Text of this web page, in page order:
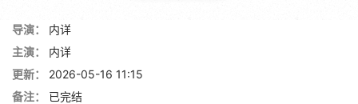
导演：
内详
主演：
内详
更新：
2026-05-16 11:15
备注：
已完结